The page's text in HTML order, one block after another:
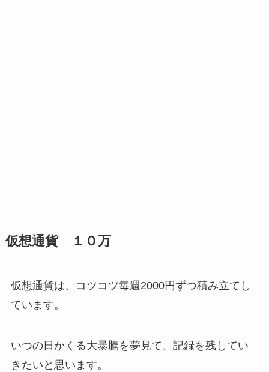
仮想通貨 １０万
仮想通貨は、コツコツ毎週2000円ずつ積み立てし
ています。
いつの日かくる大暴騰を夢見て、記録を残してい
きたいと思います。